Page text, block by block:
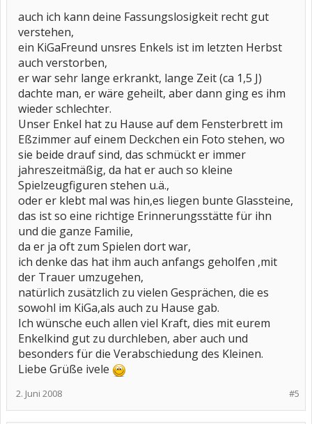
auch ich kann deine Fassungslosigkeit recht gut
verstehen,
ein KiGaFreund unsres Enkels ist im letzten Herbst
auch verstorben,
er war sehr lange erkrankt, lange Zeit (ca 1,5 J)
dachte man, er wäre geheilt, aber dann ging es ihm
wieder schlechter.
Unser Enkel hat zu Hause auf dem Fensterbrett im
Eßzimmer auf einem Deckchen ein Foto stehen, wo
sie beide drauf sind, das schmückt er immer
jahreszeitmäßig, da hat er auch so kleine
Spielzeugfiguren stehen u.ä.,
oder er klebt mal was hin,es liegen bunte Glassteine,
das ist so eine richtige Erinnerungsstätte für ihn
und die ganze Familie,
da er ja oft zum Spielen dort war,
ich denke das hat ihm auch anfangs geholfen ,mit
der Trauer umzugehen,
natürlich zusätzlich zu vielen Gesprächen, die es
sowohl im KiGa,als auch zu Hause gab.
Ich wünsche euch allen viel Kraft, dies mit eurem
Enkelkind gut zu durchleben, aber auch und
besonders für die Verabschiedung des Kleinen.
Liebe Grüße ivele
#5
2. Juni 2008